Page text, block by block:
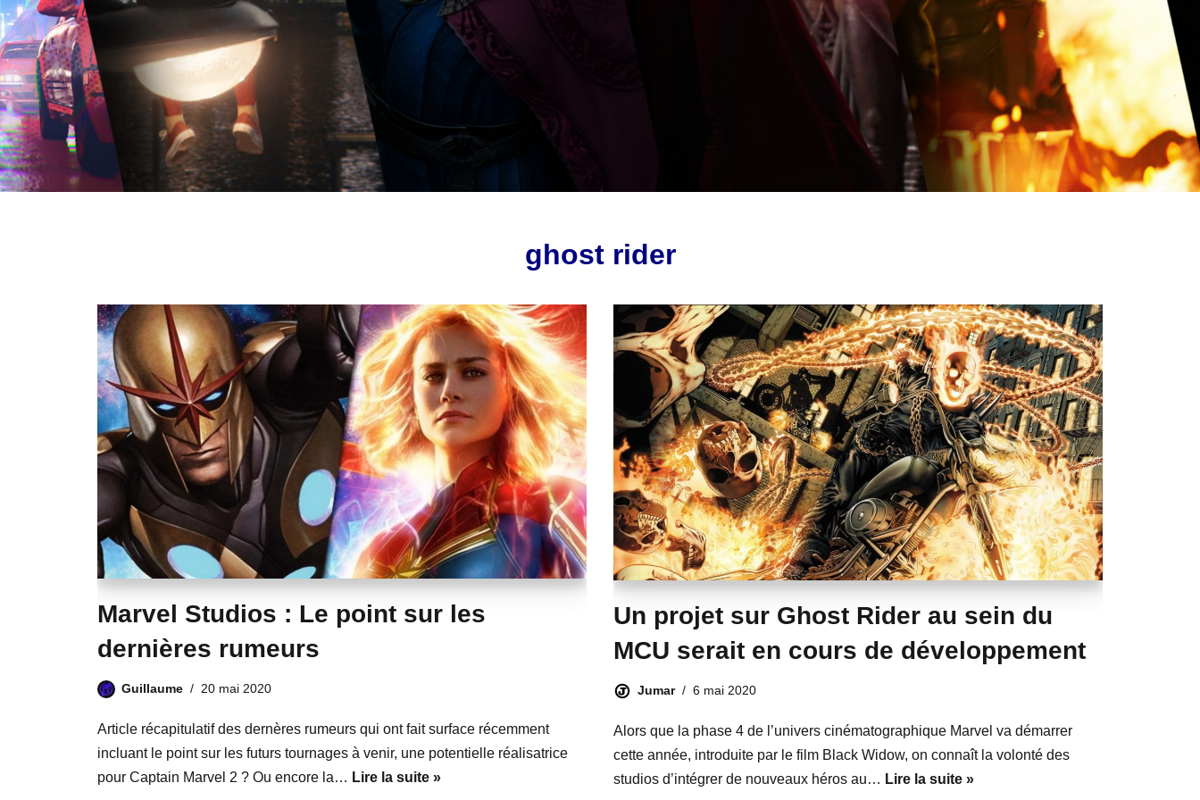
ghost rider
Marvel Studios : Le point sur les
dernières rumeurs
Guillaume 20 mai 2020
Article récapitulatif des dernères rumeurs qui ont fait surface récemment
incluant le point sur les futurs tournages à venir, une potentielle réalisatrice
pour Captain Marvel 2 ? Ou encore la… Lire la suite »
Un projet sur Ghost Rider au sein du
MCU serait en cours de développement
Jumar 6 mai 2020
Alors que la phase 4 de l’univers cinématographique Marvel va démarrer
cette année, introduite par le film Black Widow, on connaît la volonté des
studios d’intégrer de nouveaux héros au… Lire la suite »